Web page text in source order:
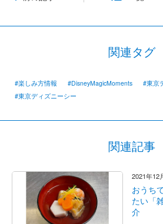
関連タグ
#楽しみ方情報 #DisneyMagicMoments
#東京
#東京ディズニーシー
関連記事
2021年12
おうち
たい「
介